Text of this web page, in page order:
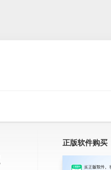
正版软件购买